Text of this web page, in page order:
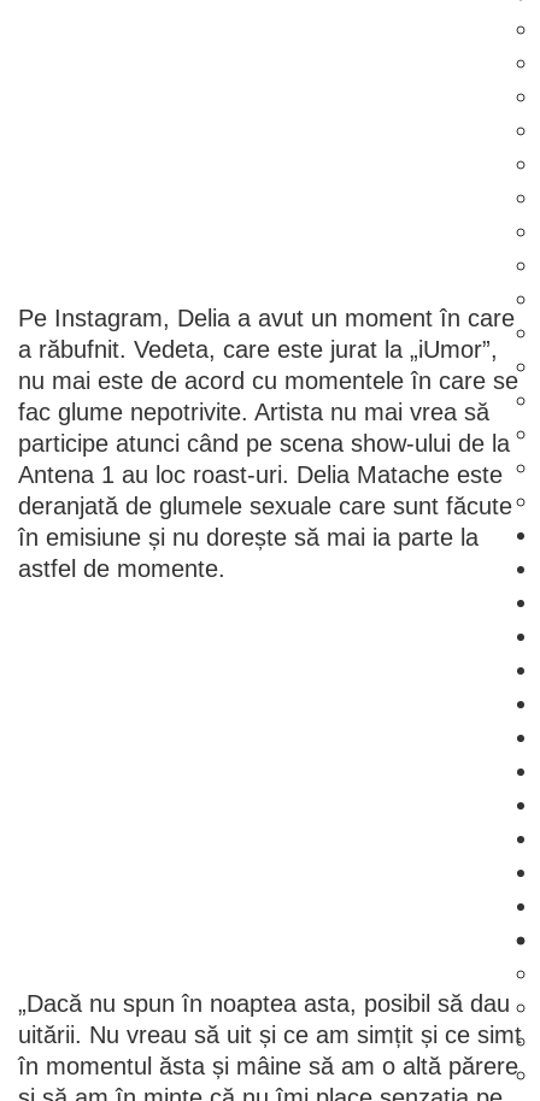
Pe Instagram, Delia a avut un moment în care
a răbufnit. Vedeta, care este jurat la „iUmor”,
nu mai este de acord cu momentele în care se
fac glume nepotrivite. Artista nu mai vrea să
participe atunci când pe scena show-ului de la
Antena 1 au loc roast-uri. Delia Matache este
deranjată de glumele sexuale care sunt făcute
în emisiune și nu dorește să mai ia parte la
astfel de momente.
„Dacă nu spun în noaptea asta, posibil să dau
uitării. Nu vreau să uit și ce am simțit și ce simt
în momentul ăsta și mâine să am o altă părere